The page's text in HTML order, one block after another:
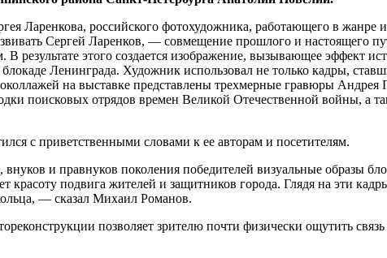
Ларенкова, российского фотохудожника, работающего в
Сергей Ларенков, — совмещение прошлого и настоящего
результате этого создается изображение, вызывающее эффект
Ленинграда. Художник использовал не только кадры,
на выставке представлены трехмерные гравюры Андрея
поисковых отрядов времен Великой Отечественной войны,
с приветственными словами к ее авторам и посетителям.
и правнуков поколения победителей визуальные образы
красоту подвига жителей и защитников города. Глядя на эти
— сказал Михаил Романов.
позволяет зрителю почти физически ощутить